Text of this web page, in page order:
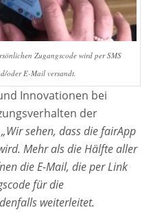
Zugangscode wird per SMS
oder E-Mail versandt.
Innovationen bei
der
„Wir sehen, dass die fairApp
Mehr als die Hälfte aller
die E-Mail, die per Link
für die
weiterleitet.